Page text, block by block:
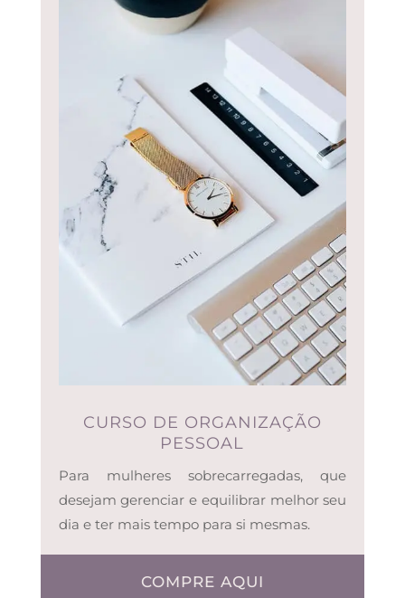
CURSO DE ORGANIZAÇÃO
PESSOAL
Para mulheres sobrecarregadas, que
desejam gerenciar e equilibrar melhor seu
dia e ter mais tempo para si mesmas.
COMPRE AQUI